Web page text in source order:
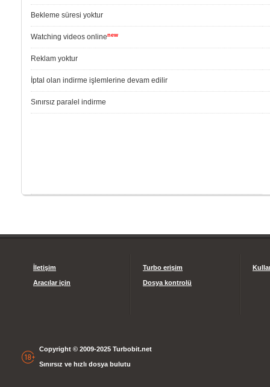
Bekleme süresi yoktur
Watching videos onlinenew
Reklam yoktur
İptal olan indirme işlemlerine devam edilir
Sınırsız paralel indirme
İletişim
Aracılar için
Turbo erişim
Dosya kontrolü
Copyright © 2009-2025 Turbobit.net
Sınırsız ve hızlı dosya bulutu